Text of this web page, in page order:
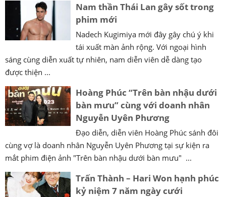
Nam thần Thái Lan gây sốt trong
phim mới
Nadech Kugimiya mới đây gây chú ý khi
tái xuất màn ảnh rộng. Với ngoại hình
sáng cùng diễn xuất tự nhiên, nam diễn viên dễ dàng tạo
được thiện ...
Hoàng Phúc “Trên bàn nhậu dưới
bàn mưu” cùng với doanh nhân
Nguyễn Uyên Phương
Đạo diễn, diễn viên Hoàng Phúc sánh đôi
cùng vợ là doanh nhân Nguyễn Uyên Phương tại sự kiện ra
mắt phim điện ảnh "Trên bàn nhậu dưới bàn mưu" ...
Trấn Thành – Hari Won hạnh phúc
kỷ niệm 7 năm ngày cưới